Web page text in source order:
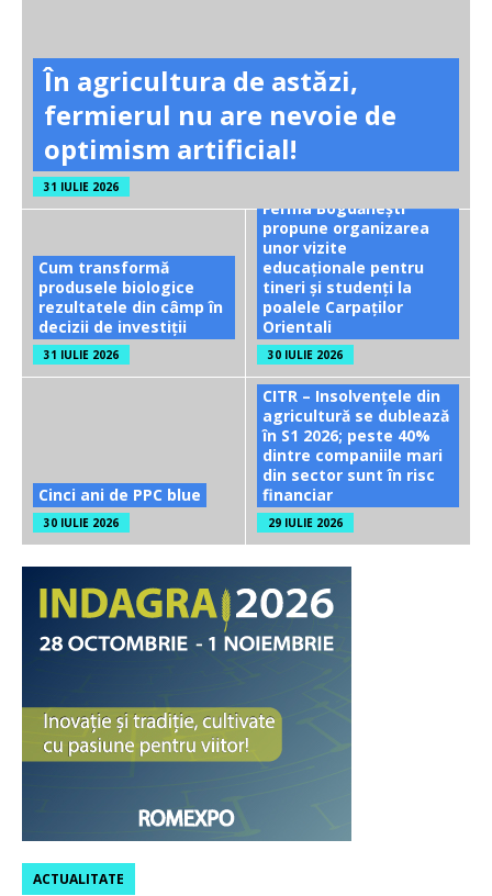
În agricultura de astăzi,
fermierul nu are nevoie de
optimism artificial!
31 IULIE 2026
Cum transformă
produsele biologice
rezultatele din câmp în
decizii de investiții
31 IULIE 2026
Ferma Bogdănești
propune organizarea
unor vizite
educaționale pentru
tineri și studenți la
poalele Carpaților
Orientali
30 IULIE 2026
Cinci ani de PPC blue
30 IULIE 2026
CITR – Insolvențele din
agricultură se dublează
în S1 2026; peste 40%
dintre companiile mari
din sector sunt în risc
financiar
29 IULIE 2026
ACTUALITATE